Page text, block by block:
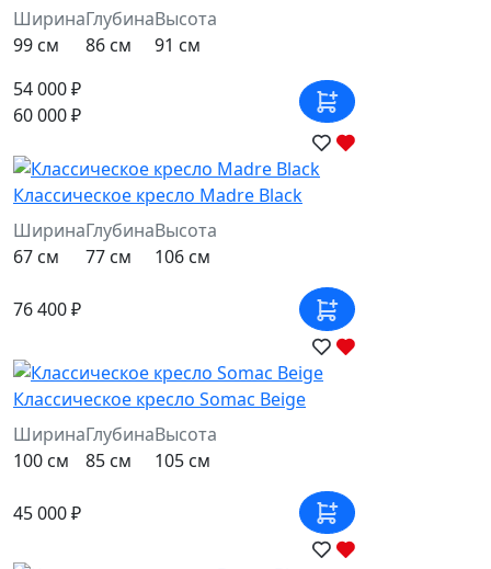
Ширина
99 см
Глубина
86 см
Высота
91 см
54 000 ₽
60 000 ₽
Классическое кресло Madre Black
Ширина
67 см
Глубина
77 см
Высота
106 см
76 400 ₽
Классическое кресло Somac Beige
Ширина
100 см
Глубина
85 см
Высота
105 см
45 000 ₽